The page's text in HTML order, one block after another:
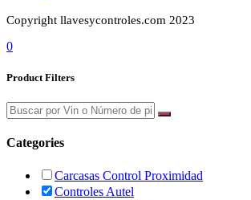
Copyright llavesycontroles.com 2023
0
Product Filters
Categories
Carcasas Control Proximidad
Controles Autel